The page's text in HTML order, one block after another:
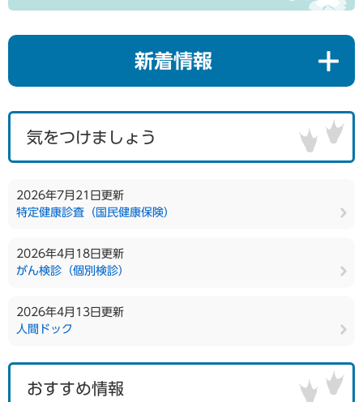
新着情報
気をつけましょう
2026年7月21日更新
特定健康診査（国民健康保険）
2026年4月18日更新
がん検診（個別検診）
2026年4月13日更新
人間ドック
おすすめ情報